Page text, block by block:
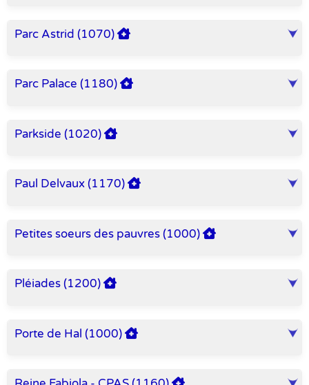
Parc Astrid (1070)
Parc Palace (1180)
Parkside (1020)
Paul Delvaux (1170)
Petites soeurs des pauvres (1000)
Pléiades (1200)
Porte de Hal (1000)